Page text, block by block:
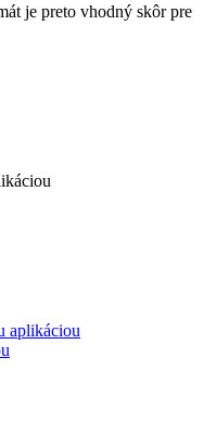
je preto vhodný skôr pre
aplikáciou